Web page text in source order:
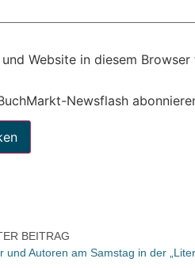
Website in diesem
Newsflash
BEITRAG
und Autoren am Samstag in der